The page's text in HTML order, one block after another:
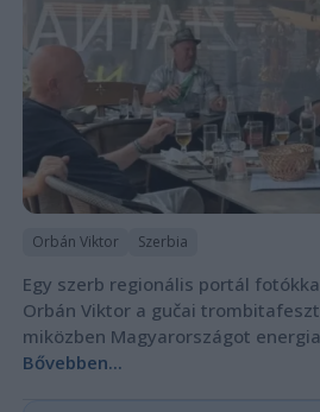
Orbán Viktor Szerbia
Egy szerb regionális portál
Orbán Viktor a gučai
miközben Magyarországot
Bővebben...